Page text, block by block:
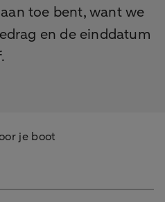
toe bent, want we
en de einddatum
je boot